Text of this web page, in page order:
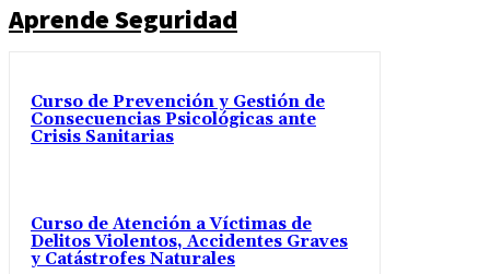
Aprende Seguridad
Curso de Prevención y Gestión de
Consecuencias Psicológicas ante
Crisis Sanitarias
Curso de Atención a Víctimas de
Delitos Violentos, Accidentes Graves
y Catástrofes Naturales